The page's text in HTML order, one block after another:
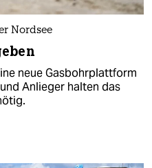
Nordsee
neue Gasbohrplattform
Anlieger halten das